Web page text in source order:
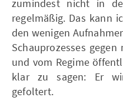
zumindest nicht in
regelmäßig. Das kann
den wenigen
Schauprozesses
und vom Regime
klar zu sagen: Er
gefoltert.